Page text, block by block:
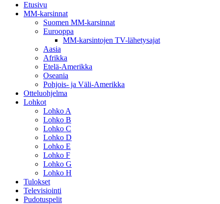
Etusivu
MM-karsinnat
Suomen MM-karsinnat
Eurooppa
MM-karsintojen TV-lähetysajat
Aasia
Afrikka
Etelä-Amerikka
Oseania
Pohjois- ja Väli-Amerikka
Otteluohjelma
Lohkot
Lohko A
Lohko B
Lohko C
Lohko D
Lohko E
Lohko F
Lohko G
Lohko H
Tulokset
Televisiointi
Pudotuspelit